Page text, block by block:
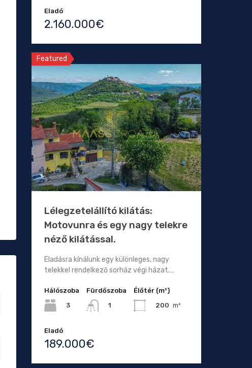
Eladó
2.160.000€
Featured
Lélegzetelállító kilátás:
Motovunra és egy nagy telekre
néző kilátással.
Eladásra kínálunk egy különleges, nagy
telekkel rendelkező sorház végi házat.…
Hálószoba
3
Fürdőszoba
1
Élőtér (m²)
200 m²
Eladó
189.000€